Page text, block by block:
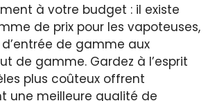
à votre budget : il existe
de prix pour les vapoteuses,
de gamme aux
de gamme. Gardez à l’esprit
plus coûteux offrent
une meilleure qualité de